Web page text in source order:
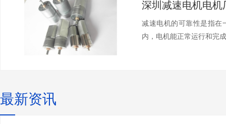
减速电机的可靠性是指在
内，电机能正常运行和完
最新资讯